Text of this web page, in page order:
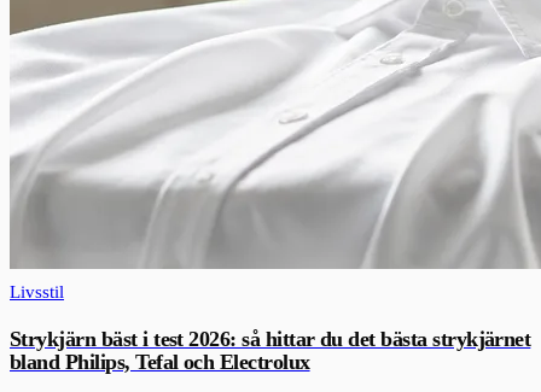
Livsstil
Strykjärn bäst i test 2026: så hittar du det bästa strykjärnet
bland Philips, Tefal och Electrolux